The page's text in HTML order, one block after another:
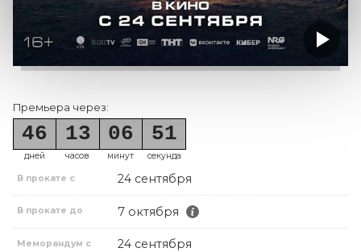
Премьера через:
46
дней
13
часов
06
минут
51
секунда
В прокате с 24 сентября
В прокате до 7 октября
Меморандум с 24 сентября